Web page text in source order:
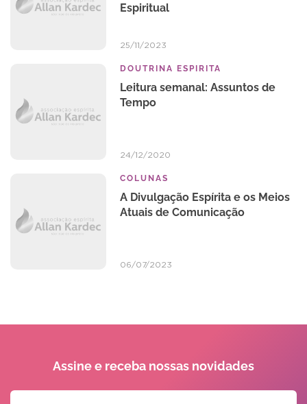
Espiritual
25/11/2023
DOUTRINA ESPIRITA
Leitura semanal: Assuntos de
Tempo
24/12/2020
COLUNAS
A Divulgação Espírita e os Meios
Atuais de Comunicação
06/07/2023
Assine e receba nossas novidades